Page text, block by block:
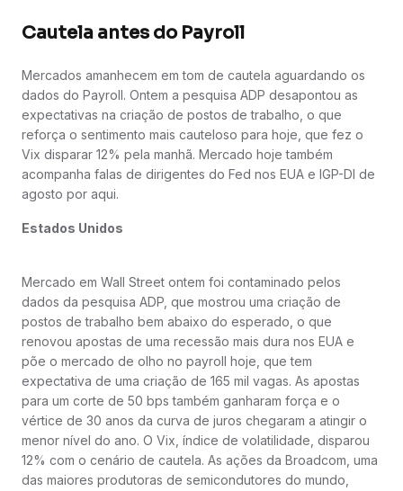
Cautela antes do Payroll
Mercados amanhecem em tom de cautela aguardando os
dados do Payroll. Ontem a pesquisa ADP desapontou as
expectativas na criação de postos de trabalho, o que
reforça o sentimento mais cauteloso para hoje, que fez o
Vix disparar 12% pela manhã. Mercado hoje também
acompanha falas de dirigentes do Fed nos EUA e IGP-DI de
agosto por aqui.
Estados Unidos
Mercado em Wall Street ontem foi contaminado pelos
dados da pesquisa ADP, que mostrou uma criação de
postos de trabalho bem abaixo do esperado, o que
renovou apostas de uma recessão mais dura nos EUA e
põe o mercado de olho no payroll hoje, que tem
expectativa de uma criação de 165 mil vagas. As apostas
para um corte de 50 bps também ganharam força e o
vértice de 30 anos da curva de juros chegaram a atingir o
menor nível do ano. O Vix, índice de volatilidade, disparou
12% com o cenário de cautela. As ações da Broadcom, uma
das maiores produtoras de semicondutores do mundo,